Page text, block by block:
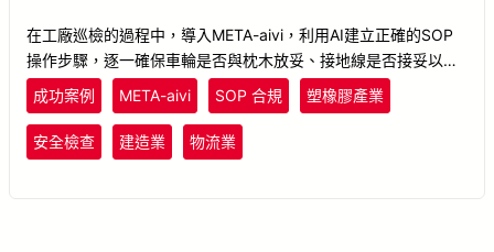
在工廠巡檢的過程中，導入META-aivi，利用AI建立正確的SOP
操作步驟，逐一確保車輪是否與枕木放妥、接地線是否接妥以及
確認靜電消除器燈號是否正常；並搭配擴增時境顯示現場狀況，
於螢幕上顯示AI偵測結果，立即回傳辨識結果至人員眼前，若有
異常則立即發出警示，指引人員正確的操作步驟並驗證流程的正
確性，確保場域的安全。
成功案例 META-aivi SOP 合規 塑橡膠產業
安全檢查 建造業 物流業